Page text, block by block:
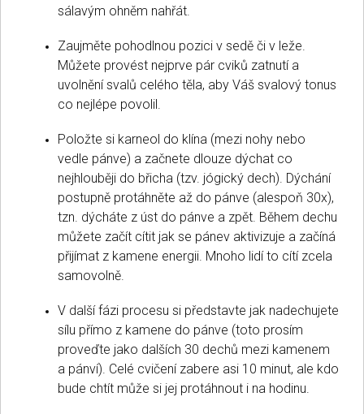
sálavým ohněm nahřát.
Zaujměte pohodlnou pozici v sedě či v leže.
Můžete provést nejprve pár cviků zatnutí a
uvolnění svalů celého těla, aby Váš svalový tonus
co nejlépe povolil.
Položte si karneol do klína (mezi nohy nebo
vedle pánve) a začnete dlouze dýchat co
nejhlouběji do břicha (tzv. jógický dech). Dýchání
postupně protáhněte až do pánve (alespoň 30x),
tzn. dýcháte z úst do pánve a zpět. Během dechu
můžete začít cítit jak se pánev aktivizuje a začíná
přijímat z kamene energii. Mnoho lidí to cítí zcela
samovolně.
V další fázi procesu si představte jak nadechujete
sílu přímo z kamene do pánve (toto prosím
proveďte jako dalších 30 dechů mezi kamenem
a pánví). Celé cvičení zabere asi 10 minut, ale kdo
bude chtít může si jej protáhnout i na hodinu.